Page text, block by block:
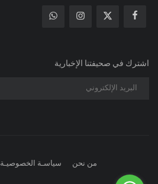
اشترك في صحيفتنا الإخبارية
من نحن سياسـة الخصوصيـة